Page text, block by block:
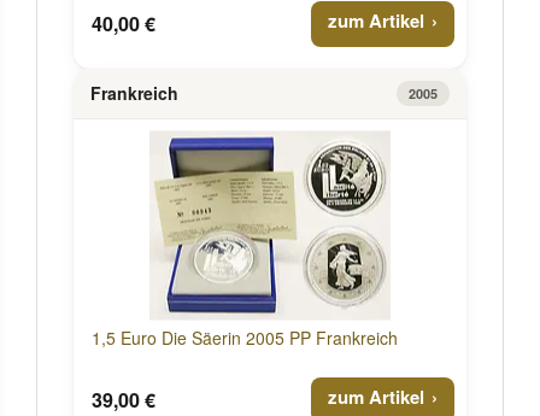
40,00 € zum Artikel
Frankreich 2005
1,5 Euro Die Säerin 2005 PP Frankreich
39,00 € zum Artikel